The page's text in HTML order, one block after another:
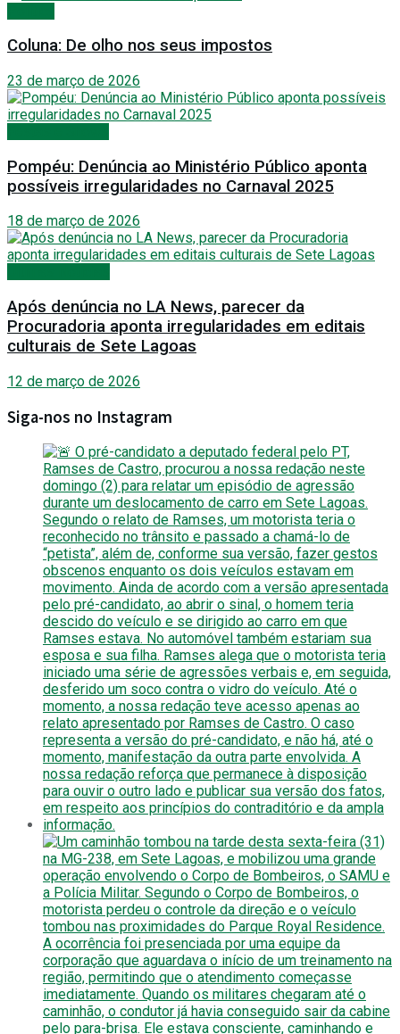
Coluna: De olho nos seus impostos
23 de março de 2026
Pompéu: Denúncia ao Ministério Público aponta
possíveis irregularidades no Carnaval 2025
18 de março de 2026
Após denúncia no LA News, parecer da
Procuradoria aponta irregularidades em editais
culturais de Sete Lagoas
12 de março de 2026
Siga-nos no Instagram